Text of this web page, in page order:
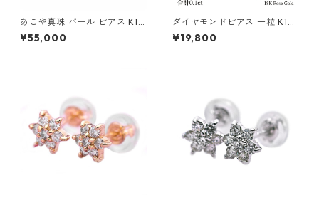
あこや真珠 パール ピアス K10
イエローゴールド ジプシー フ
ック ピアス 7mm 7ミリ珠 ア
¥55,000
ダイヤモンドピアス 一粒 K18
ピンクゴールド 合計0.1ct ス
タッドピアス おしゃれ シンプ
¥19,800